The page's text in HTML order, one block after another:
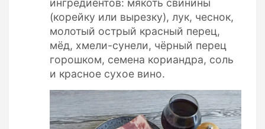
ингредиентов: мякоть свинины
(корейку или вырезку), лук, чеснок,
молотый острый красный перец,
мёд, хмели-сунели, чёрный перец
горошком, семена кориандра, соль
и красное сухое вино.